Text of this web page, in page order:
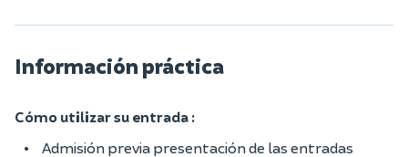
Información práctica
Cómo utilizar su entrada :
Admisión previa presentación de las entradas